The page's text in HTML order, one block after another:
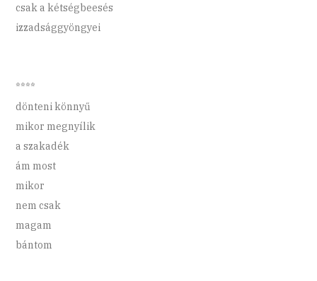
csak a kétségbeesés
izzadsággyöngyei
****
dönteni könnyű
mikor megnyílik
a szakadék
ám most
mikor
nem csak
magam
bántom